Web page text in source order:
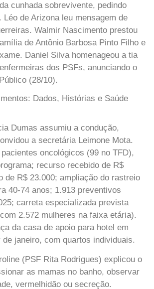
cunhada sobrevivente, pedindo
Léo de Arizona leu mensagem de
Walmir Nascimento prestou
de Antônio Barbosa Pinto Filho e
Daniel Silva homenageou a tia
dos PSFs, anunciando o
(28/10).
Dados, Histórias e Saúde
Dumas assumiu a condução,
a secretária Leimone Mota.
oncológicos (99 no TFD),
recurso recebido de R$
de R$ 23.000; ampliação do rastreio
40-74 anos; 1.913 preventivos
carreta especializada prevista
2.572 mulheres na faixa etária).
da casa de apoio para hotel em
janeiro, com quartos individuais.
(PSF Rita Rodrigues) explicou o
as mamas no banho, observar
vermelhidão ou secreção.